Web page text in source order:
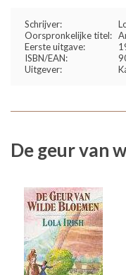
Schrijver:
Oorspronkelijke titel:
Eerste uitgave:
ISBN/EAN:
Uitgever:
De geur van